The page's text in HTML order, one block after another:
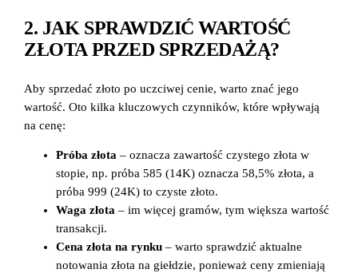
2. JAK SPRAWDZIĆ WARTOŚĆ
ZŁOTA PRZED SPRZEDAŻĄ?
Aby sprzedać złoto po uczciwej cenie, warto znać jego
wartość. Oto kilka kluczowych czynników, które wpływają
na cenę:
Próba złota – oznacza zawartość czystego złota w
stopie, np. próba 585 (14K) oznacza 58,5% złota, a
próba 999 (24K) to czyste złoto.
Waga złota – im więcej gramów, tym większa wartość
transakcji.
Cena złota na rynku – warto sprawdzić aktualne
notowania złota na giełdzie, ponieważ ceny zmieniają